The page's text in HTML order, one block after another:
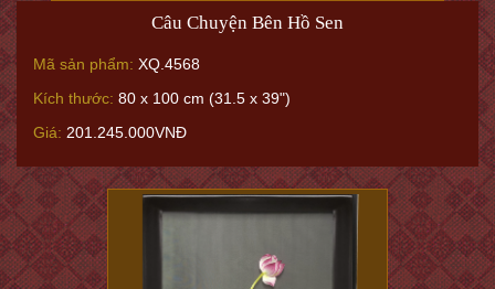
Câu Chuyện Bên Hồ Sen
Mã sản phẩm: XQ.4568
Kích thước: 80 x 100 cm (31.5 x 39")
Giá: 201.245.000VNĐ